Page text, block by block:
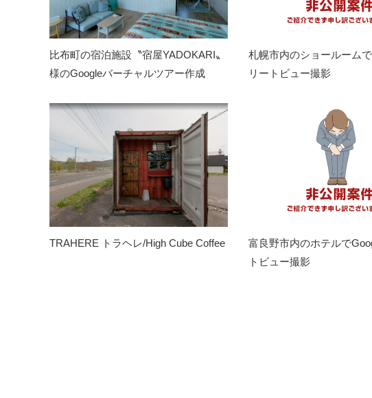
比布町の宿泊施設〝宿屋YADOKARI〟
様のGoogleバーチャルツアー作成
札幌市内のショールーム
リートビュー撮影
TRAHERE トラヘレ/High Cube Coffee
富良野市内のホテルで
トビュー撮影